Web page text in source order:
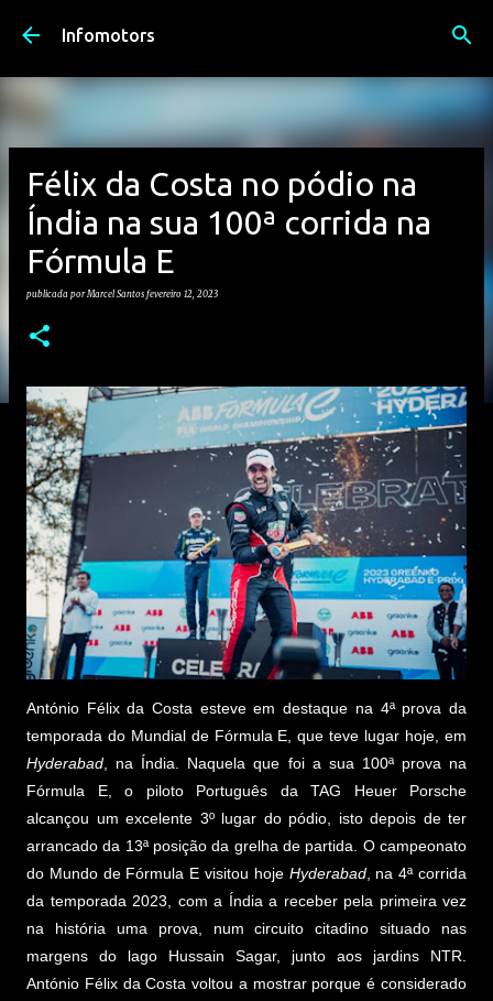
Avançar para o conteúdo principal
Infomotors
Félix da Costa no pódio na
Índia na sua 100ª corrida na
Fórmula E
publicada porMarcel Santos fevereiro 12, 2023
António Félix da Costa esteve em destaque na 4ª prova da
temporada do Mundial de Fórmula E, que teve lugar hoje, em
Hyderabad, na Índia. Naquela que foi a sua 100ª prova na
Fórmula E, o piloto Português da TAG Heuer Porsche
alcançou um excelente 3º lugar do pódio, isto depois de ter
arrancado da 13ª posição da grelha de partida. O campeonato
do Mundo de Fórmula E visitou hoje Hyderabad, na 4ª corrida
da temporada 2023, com a Índia a receber pela primeira vez
na história uma prova, num circuito citadino situado nas
margens do lago Hussain Sagar, junto aos jardins NTR.
António Félix da Costa voltou a mostrar porque é considerado